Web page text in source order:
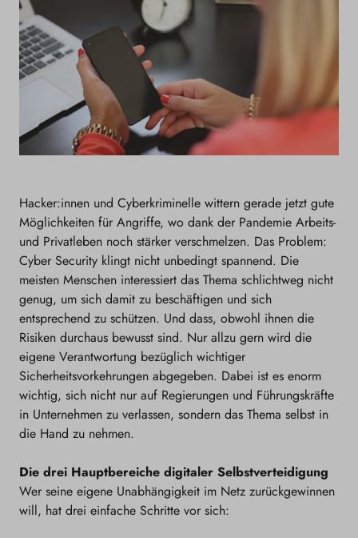
Hacker:innen und Cyberkriminelle wittern gerade jetzt gute
Möglichkeiten für Angriffe, wo dank der Pandemie Arbeits-
und Privatleben noch stärker verschmelzen. Das Problem:
Cyber Security klingt nicht unbedingt spannend. Die
meisten Menschen interessiert das Thema schlichtweg nicht
genug, um sich damit zu beschäftigen und sich
entsprechend zu schützen. Und dass, obwohl ihnen die
Risiken durchaus bewusst sind. Nur allzu gern wird die
eigene Verantwortung bezüglich wichtiger
Sicherheitsvorkehrungen abgegeben. Dabei ist es enorm
wichtig, sich nicht nur auf Regierungen und Führungskräfte
in Unternehmen zu verlassen, sondern das Thema selbst in
die Hand zu nehmen.
Die drei Hauptbereiche digitaler Selbstverteidigung
Wer seine eigene Unabhängigkeit im Netz zurückgewinnen
will, hat drei einfache Schritte vor sich: